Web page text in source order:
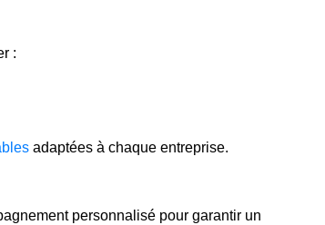
:
adaptées à chaque entreprise.
personnalisé pour garantir un